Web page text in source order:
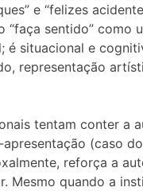
e “felizes
“faça sentido” como
é situacional e
representação
tentam conter a
(caso
reforça a
Mesmo quando a